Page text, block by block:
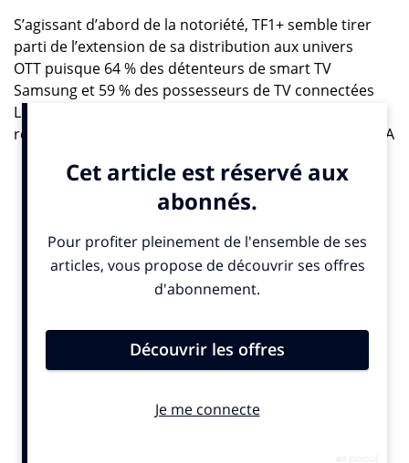
S’agissant d’abord de la notoriété, TF1+ semble tirer
parti de l’extension de sa distribution aux univers
OTT puisque 64 % des détenteurs de smart TV
Samsung et 59 % des possesseurs de TV connectées
LG indiquent en avoir déjà entendu parler soit,
respectivement 9 et 4 points de plus que la moyenne. A
chez les abonnés Orange (+2 points) et Bouygues
Télécom (+4), dans les box desquelles la plateforme est
Le constat est proche concernant l’intérêt exprimé
pour le nouveau service, après qu’il a été décrit à
grands traits aux panélistes
[2]
: 49 % dans l’ensemble
54 % et 59 %, respectivement chez les équipés
Samsung et LG. On relève peu de différence, en
plus bas, chez les moins de 35 ans ; 53 % au plus haut,